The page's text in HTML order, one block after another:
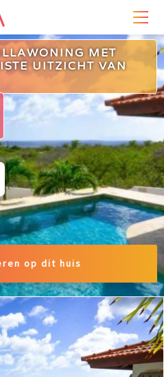
REVIEWS
MET
UITZICHT VAN
op dit huis